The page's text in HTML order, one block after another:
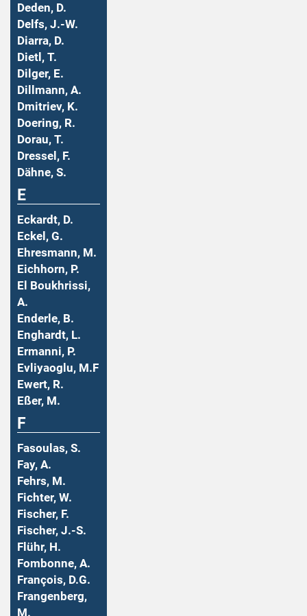
Deden, D.
Delfs, J.-W.
Diarra, D.
Dietl, T.
Dilger, E.
Dillmann, A.
Dmitriev, K.
Doering, R.
Dorau, T.
Dressel, F.
Dähne, S.
E
Eckardt, D.
Eckel, G.
Ehresmann, M.
Eichhorn, P.
El Boukhrissi,
A.
Enderle, B.
Enghardt, L.
Ermanni, P.
Evliyaoglu, M.F
Ewert, R.
Eßer, M.
F
Fasoulas, S.
Fay, A.
Fehrs, M.
Fichter, W.
Fischer, F.
Fischer, J.-S.
Flühr, H.
Fombonne, A.
François, D.G.
Frangenberg,
M.